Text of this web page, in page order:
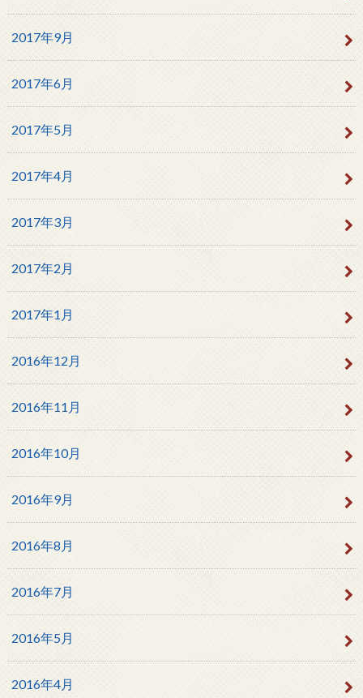
2017年9月
2017年6月
2017年5月
2017年4月
2017年3月
2017年2月
2017年1月
2016年12月
2016年11月
2016年10月
2016年9月
2016年8月
2016年7月
2016年5月
2016年4月